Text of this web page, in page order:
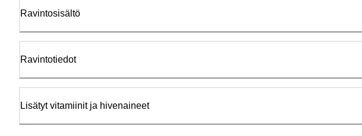
Ravintosisältö
Ravintotiedot
Lisätyt vitamiinit ja hivenaineet